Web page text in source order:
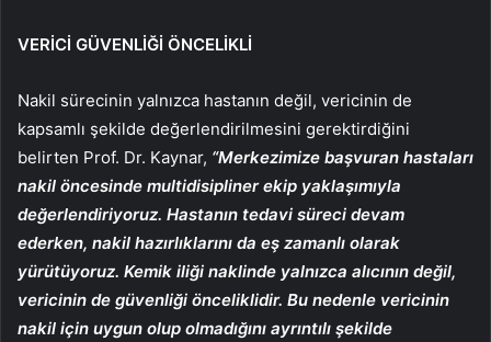
VERİCİ GÜVENLİĞİ ÖNCELİKLİ
Nakil sürecinin yalnızca hastanın değil, vericinin de
kapsamlı şekilde değerlendirilmesini gerektirdiğini
belirten Prof. Dr. Kaynar, “Merkezimize başvuran hastaları
nakil öncesinde multidisipliner ekip yaklaşımıyla
değerlendiriyoruz. Hastanın tedavi süreci devam
ederken, nakil hazırlıklarını da eş zamanlı olarak
yürütüyoruz. Kemik iliği naklinde yalnızca alıcının değil,
vericinin de güvenliği önceliklidir. Bu nedenle vericinin
nakil için uygun olup olmadığını ayrıntılı şekilde